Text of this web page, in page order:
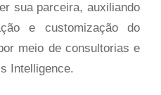
sua parceira, auxiliando
e customização do
meio de consultorias e
Intelligence.